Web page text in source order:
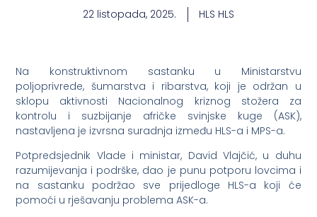
22 listopada, 2025. HLS HLS
Na konstruktivnom sastanku u Ministarstvu
poljoprivrede, šumarstva i ribarstva, koji je održan u
sklopu aktivnosti Nacionalnog kriznog stožera za
kontrolu i suzbijanje afričke svinjske kuge (ASK),
nastavljena je izvrsna suradnja između HLS-a i MPS-a.
Potpredsjednik Vlade i ministar, David Vlajčić, u duhu
razumijevanja i podrške, dao je punu potporu lovcima i
na sastanku podržao sve prijedloge HLS-a koji će
pomoći u rješavanju problema ASK-a.